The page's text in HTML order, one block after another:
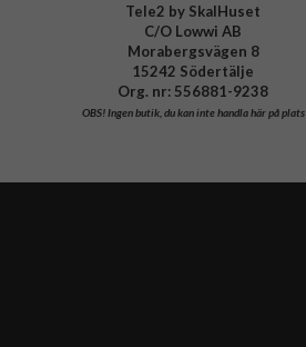
Tele2 by SkalHuset
C/O Lowwi AB
Morabergsvägen 8
15242 Södertälje
Org. nr: 556881-9238
OBS!Ingen butik, du kan inte handla här på plats